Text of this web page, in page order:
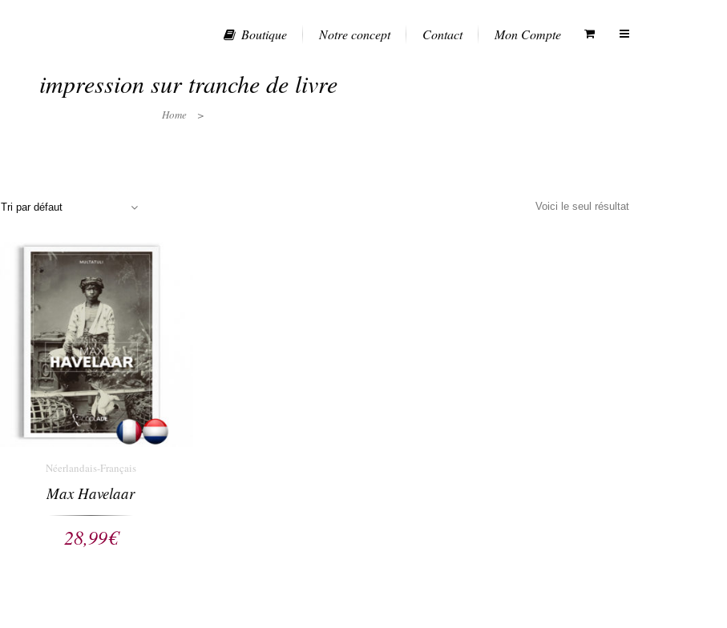
Boutique Notre concept Contact Mon Compte
impression sur tranche de livre
Home >
Voici le seul résultat
Tri par défaut
Néerlandais-Français
Max Havelaar
28,99€